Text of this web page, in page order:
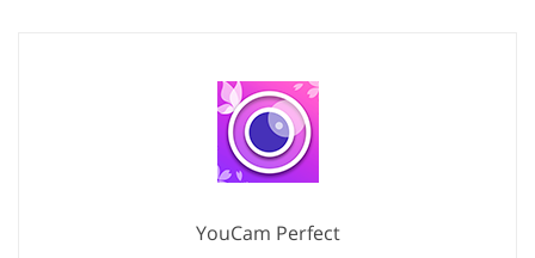
YouCam Perfect